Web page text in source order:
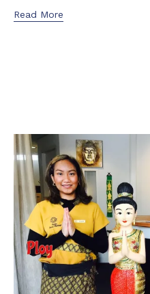
Read More